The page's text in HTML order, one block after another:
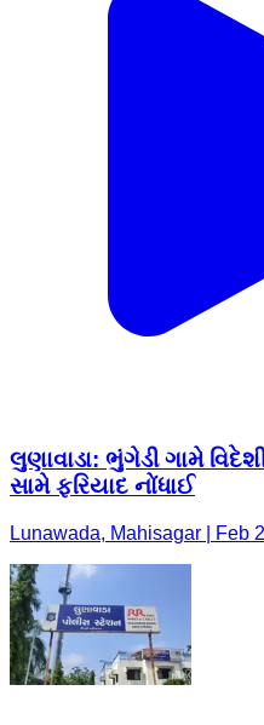
લુણાવાડા: ભુંગેડી ગામે
સામે ફરિયાદ નોંધાઈ
Lunawada, Mahisagar | Feb